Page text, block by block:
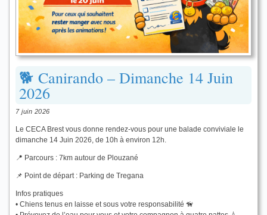
🐕 Canirando – Dimanche 14 Juin
2026
7 juin 2026
Le CECA Brest vous donne rendez-vous pour une balade conviviale le
dimanche 14 Juin 2026, de 10h à environ 12h.
📍 Parcours : 7km autour de Plouzané
📌 Point de départ : Parking de Tregana
Infos pratiques
• Chiens tenus en laisse et sous votre responsabilité 🦮